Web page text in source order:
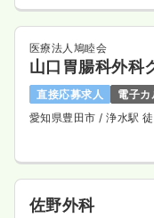
医療法人鳩睦会
山口胃腸科外科
直接応募求人 電子カ
愛知県豊田市 / 浄水駅
佐野外科